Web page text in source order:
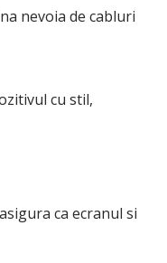
nevoia de cabluri
cu stil,
ca ecranul si